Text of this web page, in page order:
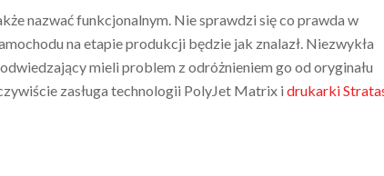
nazwać funkcjonalnym. Nie sprawdzi się co prawda w
na etapie produkcji będzie jak znalazł. Niezwykła
mieli problem z odróżnieniem go od oryginału
zasługa technologii PolyJet Matrix i drukarki